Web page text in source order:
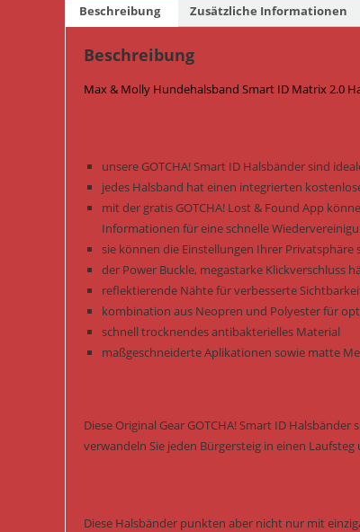
Beschreibung Zusätzliche Informationen
Beschreibung
Max & Molly Hundehalsband Smart ID Matrix 2.0
unsere GOTCHA! Smart ID Halsbänder sind
jedes Halsband hat einen integrierten
mit der gratis GOTCHA! Lost & Found App
Informationen für eine schnelle
sie können die Einstellungen Ihrer Privatsphäre
der Power Buckle, megastarke Klickverschluss
reflektierende Nähte für verbesserte
kombination aus Neopren und Polyester für
schnell trocknendes antibakterielles Material
maßgeschneiderte Aplikationen sowie matte
Diese Original Gear GOTCHA! Smart ID
verwandeln Sie jeden Bürgersteig in einen
Diese Halsbänder punkten aber nicht nur mit